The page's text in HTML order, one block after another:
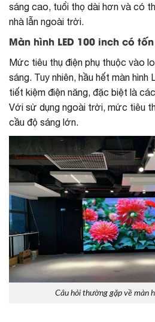
sáng cao, tuổi thọ dài hơn và có
nhà lẫn ngoài trời.
Màn hình LED 100 inch có
Mức tiêu thụ điện phụ thuộc vào
sáng. Tuy nhiên, hầu hết màn
tiết kiệm điện năng, đặc biệt là
Với sử dụng ngoài trời, mức tiêu
cầu độ sáng lớn.
Câu hỏi thường gặp về màn